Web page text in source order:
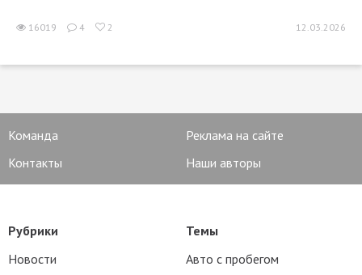
16019 4 2 12.03.2026
Команда
Реклама на сайте
Контакты
Наши авторы
Рубрики
Новости
Темы
Авто с пробегом